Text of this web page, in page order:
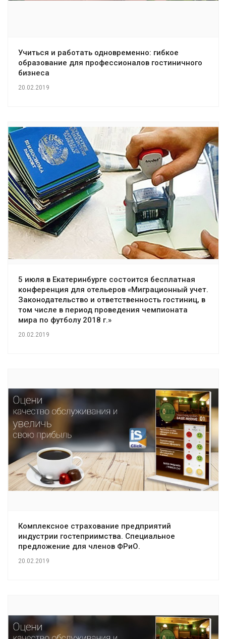
Учиться и работать одновременно: гибкое
образование для профессионалов гостиничного
бизнеса
20.02.2019
5 июля в Екатеринбурге состоится бесплатная
конференция для отельеров «Миграционный учет.
Законодательство и ответственность гостиниц, в
том числе в период проведения чемпионата
мира по футболу 2018 г.»
20.02.2019
Комплексное страхование предприятий
индустрии гостеприимства. Специальное
предложение для членов ФРиО.
20.02.2019